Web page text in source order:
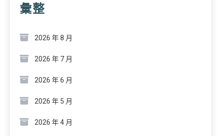
彙整
2026 年 8 月
2026 年 7 月
2026 年 6 月
2026 年 5 月
2026 年 4 月